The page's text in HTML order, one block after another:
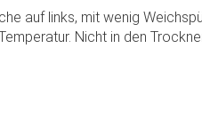
auf links, mit wenig
Nicht in den